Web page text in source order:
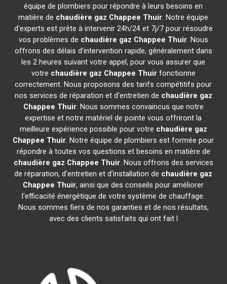
équipe de plombiers pour répondre à leurs besoins en
matière de chaudière gaz Chappee Thuir. Notre équipe
d'experts est prête à intervenir 24h/24 et 7j/7 pour résoudre
vos problèmes de chaudière gaz Chappee Thuir. Nous
offrons des délais d'intervention rapide, généralement dans
les 2 heures suivant votre appel, pour vous assurer que
votre chaudière gaz Chappee Thuirfonctionne
correctement. Nous proposons des tarifs compétitifs pour
nos services de réparation et d'entretien de chaudière gaz
Chappee Thuir. Nous sommes convaincus que notre
expertise et notre matériel de pointe vous offriront la
meilleure expérience possible pour votre chaudière gaz
Chappee Thuir. Notre équipe de plombiers est formée pour
répondre à toutes vos questions et besoins en matière de
chaudière gaz Chappee Thuir. Nous offrons des services
de réparation, d'entretien et d'installation de chaudière gaz
Chappee Thuir, ainsi que des conseils pour améliorer
l'efficacité énergétique de votre système de chauffage.
Nous sommes fiers de nos garanties et de nos résultats,
avec des clients satisfaits qui ont fait l